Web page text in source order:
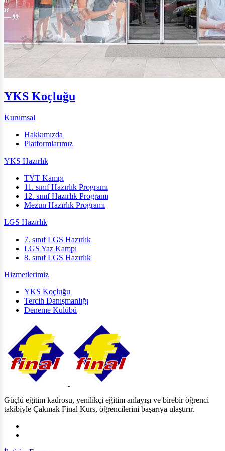
YKS Koçluğu
Kurumsal
Hakkımızda
Platformlarımız
YKS Hazırlık
TYT Kampı
11. sınıf Hazırlık Programı
12. sınıf Hazırlık Programı
Mezun Hazırlık Programı
LGS Hazırlık
7. sınıf LGS Hazırlık
LGS Yaz Kampı
8. sınıf LGS Hazırlık
Hizmetlerimiz
YKS Koçluğu
Tercih Danışmanlığı
Deneme Kulübü
Güçlü eğitim kadrosu, yenilikçi eğitim anlayışı ve birebir öğrenci
takibiyle Çakmak Final Kurs, öğrencilerini başarıya ulaştırır.